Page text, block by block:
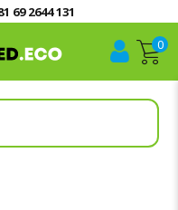
69 2644 131
0